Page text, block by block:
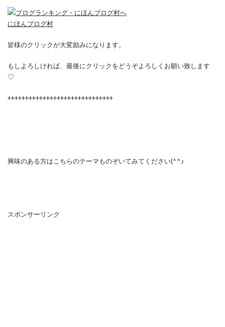
にほんブログ村
皆様のクリックが大変励みになります。
もしよろしければ、最後にクリックをどうぞよろしくお願い致します
♡
++++++++++++++++++++++++++++++
興味のある方はこちらのテーマものぞいてみてください(^^♪
スポンサーリンク